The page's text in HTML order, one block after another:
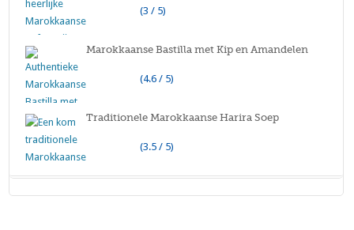
(3 / 5)
Marokkaanse Bastilla met Kip en Amandelen
(4.6 / 5)
Traditionele Marokkaanse Harira Soep
(3.5 / 5)